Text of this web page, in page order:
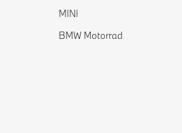
MINI
BMW Motorrad